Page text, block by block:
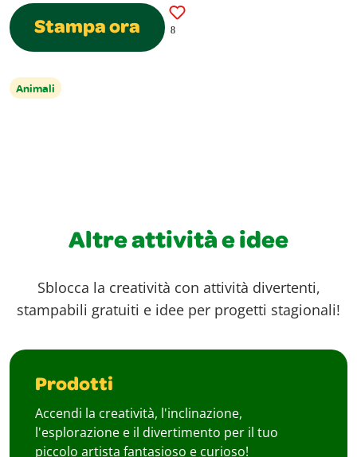
Stampa ora 8
Animali
Altre attività e idee
Sblocca la creatività con attività divertenti,
stampabili gratuiti e idee per progetti stagionali!
Prodotti
Accendi la creatività, l'inclinazione,
l'esplorazione e il divertimento per il tuo
piccolo artista fantasioso e curioso!